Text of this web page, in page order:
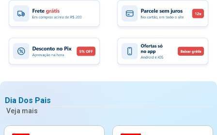
Dia Dos Pais
Veja mais